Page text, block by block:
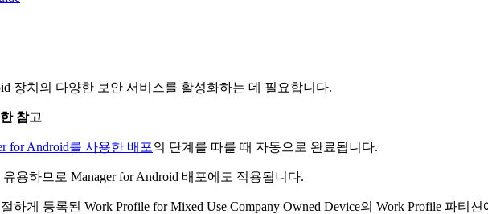
장치의 다양한 보안 서비스를 활성화하는 데 필요합니다.
참고
for Android를 사용한 배포의 단계를 따를 때 자동으로 완료됩니다.
용하므로 Manager for Android 배포에도 적용됩니다.
하게 등록된 Work Profile for Mixed Use Company Owned Device의 Work Profile 파